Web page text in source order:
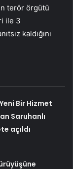
terör örgütü
ile 3
kaldığını
Bir Hizmet
Saruhanlı
açıldı